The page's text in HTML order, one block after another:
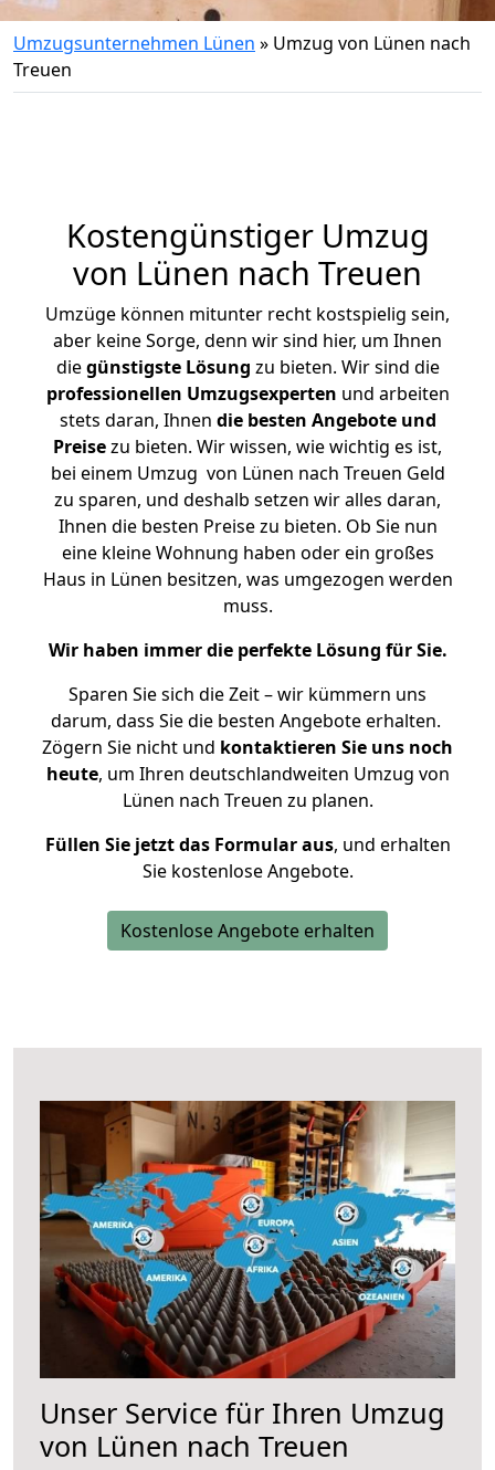
Umzugsunternehmen Lünen » Umzug von Lünen nach
Treuen
Kostengünstiger Umzug
von Lünen nach Treuen
Umzüge können mitunter recht kostspielig sein,
aber keine Sorge, denn wir sind hier, um Ihnen
diegünstigste Lösung zu bieten. Wir sind die
professionellen Umzugsexperten und arbeiten
stets daran, Ihnen die besten Angebote und
Preisezu bieten. Wir wissen, wie wichtig es ist,
bei einem Umzug von Lünen nach Treuen Geld
zu sparen, und deshalb setzen wir alles daran,
Ihnen die besten Preise zu bieten. Ob Sie nun
eine kleine Wohnung haben oder ein großes
Haus in Lünen besitzen, was umgezogen werden
muss.
Wir haben immer die perfekte Lösung für Sie.
Sparen Sie sich die Zeit – wir kümmern uns
darum, dass Sie die besten Angebote erhalten.
Zögern Sie nicht und kontaktieren Sie uns noch
heute, um Ihren deutschlandweiten Umzug von
Lünen nach Treuen zu planen.
Füllen Sie jetzt das Formular aus, und erhalten
Sie kostenlose Angebote.
Kostenlose Angebote erhalten
Unser Service für Ihren Umzug
von Lünen nach Treuen